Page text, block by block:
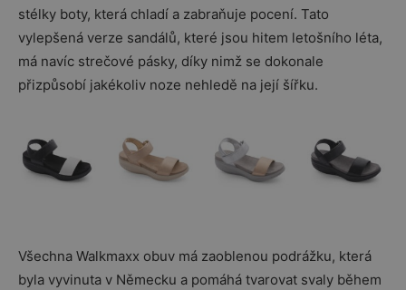
stélky boty, která chladí a zabraňuje pocení. Tato
vylepšená verze sandálů, které jsou hitem letošního léta,
má navíc strečové pásky, díky nimž se dokonale
přizpůsobí jakékoliv noze nehledě na její šířku.
Všechna Walkmaxx obuv má zaoblenou podrážku, která
byla vyvinuta v Německu a pomáhá tvarovat svaly během